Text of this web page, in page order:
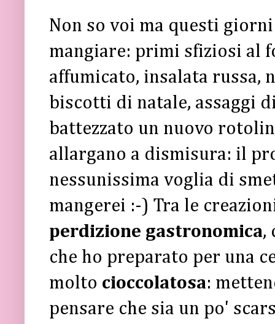
Non so voi ma questi
mangiare: primi sfiziosi al
affumicato, insalata russa,
biscotti di natale, assaggi
battezzato un nuovo
allargano a dismisura: il
nessunissima voglia di
mangerei :-) Tra le
perdizione gastronomica,
che ho preparato per una
molto cioccolatosa:
pensare che sia un po'